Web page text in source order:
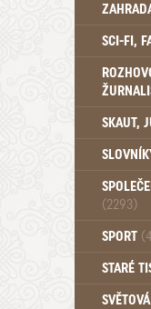
SCI-FI,
UFO
SKAUT,
(2293)
SPORT
STARÉ